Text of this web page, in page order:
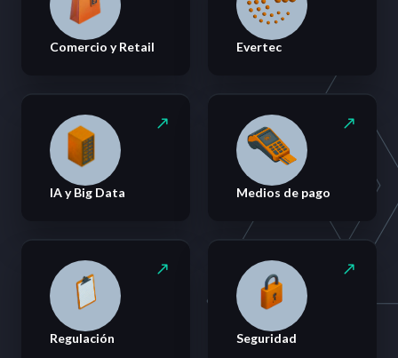
Comercio y Retail Evertec
IA y Big Data Medios de pago
Regulación Seguridad